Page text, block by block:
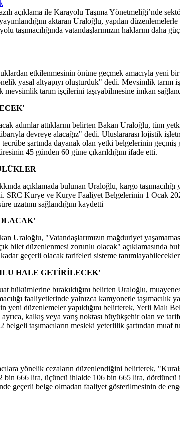
açıklama ile Karayolu Taşıma Yönetmeliği’nde
aktaran Uraloğlu, yapılan düzenlemelerle
vatandaşlarımızın haklarını daha
etkilenmesinin önüne geçmek amacıyla yeni
yasal altyapıyı oluşturduk" dedi. Mevsimlik tarım
mevsimlik tarım işçilerini taşıyabilmesine imkan
adımlar attıklarını belirten Bakan Uraloğlu,
devreye alacağız" dedi. Uluslararası lojistik
şartında dayanak olan yetki belgelerinin
45 günden 60 güne çıkarıldığını ifade etti.
açıklamada bulunan Uraloğlu, kargo
Kurye ve Kurye Faaliyet Belgelerinin 1 Ocak
uzatımı sağlandığını kaydetti
Uraloğlu, "Vatandaşlarımızın mağduriyet
bilet düzenlenmesi zorunlu olacak" açıklamasında
geçerli olacak tarifeleri sisteme
HALE GETİRİLECEK'
hükümlerine bırakıldığını belirten Uraloğlu,
faaliyetlerinde yalnızca kamyonetle
yeni düzenlemeler yapıldığını belirterek, Yerli
ayrıca, kalkış veya varış noktası büyükşehir olan
belgeli taşımacıların mesleki yeterlilik şartından
yönelik cezaların düzenlendiğini belirterek,
666 lira, üçüncü ihlalde 106 bin 665 lira,
geçerli belge olmadan faaliyet gösterilmesinin de